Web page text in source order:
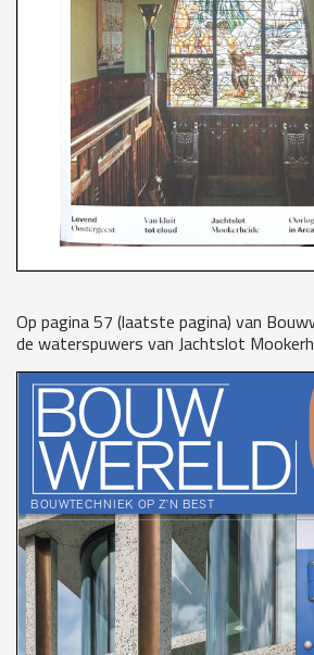
Op pagina 57 (laatste pagina) van
de waterspuwers van Jachtslot